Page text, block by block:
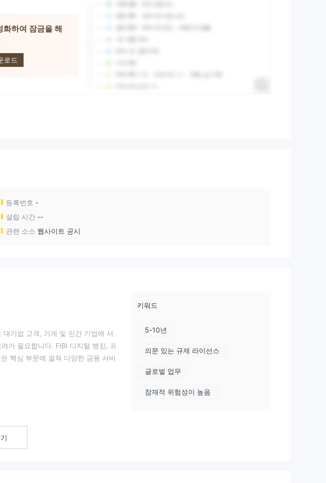
화하여 잠금을 해
로드
등록번호 -
설립 시간 --
관련 소스 웹사이트 공시
기업 고객, 가계 및 민간 기업에 서
가 필요합니다. FIBI 디지털 뱅킹, 프
핵심 부문에 걸쳐 다양한 금융 서비
기 어렵게 될 수 있습니다.
키워드
5-10년
의문 있는 규제 라이선스
글로벌 업무
잠재적 위험성이 높음